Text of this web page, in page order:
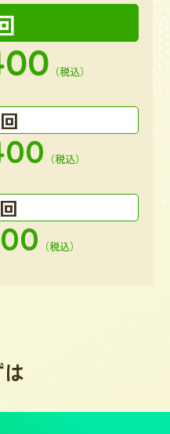
（税込）
回
（税込）
回
（税込）